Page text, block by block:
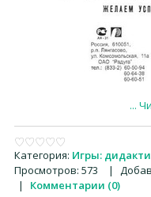
...
Категория: Игры:
Просмотров: 573 |
|
Комментарии (0)